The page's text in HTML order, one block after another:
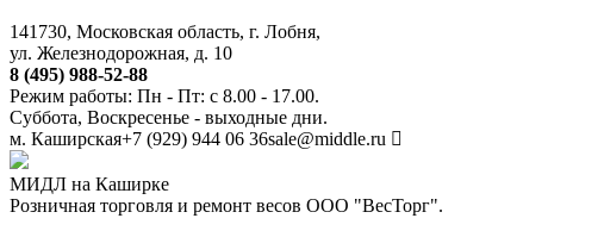
141730, Московская область, г. Лобня,
ул. Железнодорожная, д. 10
8 (495) 988-52-88
Режим работы: Пн - Пт: с 8.00 - 17.00.
Суббота, Воскресенье - выходные дни.
м. Каширская+7 (929) 944 06 36sale@middle.ru
МИДЛ на Каширке
Розничная торговля и ремонт весов ООО "ВесТорг".